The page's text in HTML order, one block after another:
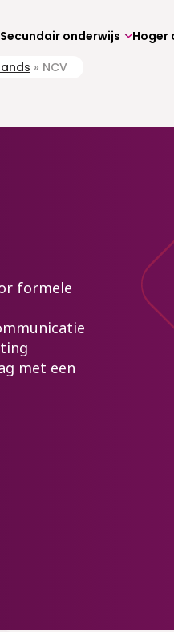
Secundair onderwijs Hoger
» NCV
formele
met een